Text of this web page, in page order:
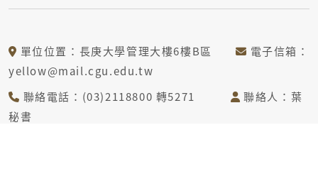
單位位置：長庚大學管理大樓6樓B區
電子信箱：
yellow@mail.cgu.edu.tw
聯絡電話：(03)2118800 轉5271
聯絡人：葉
秘書